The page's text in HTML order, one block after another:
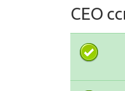
СЕО